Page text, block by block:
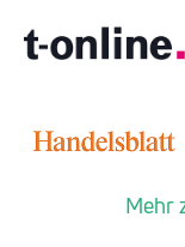
Mehr